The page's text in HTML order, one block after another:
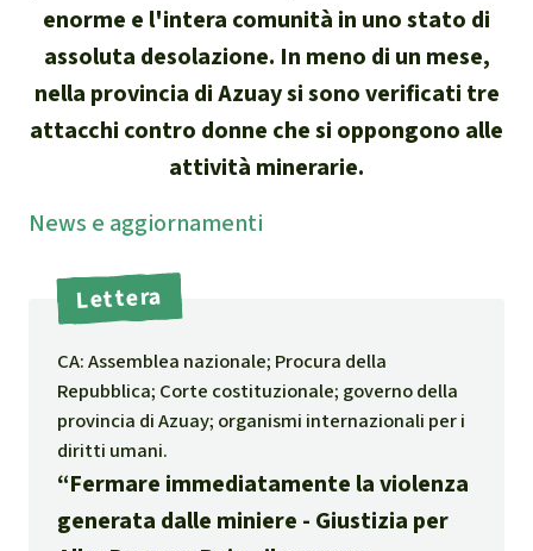
Miniere
Landgrabbing
Difensori e Difensore
Soia
Chimalapas
Incendi
Français
Português
Indonesia
enorme e l'intera comunità in uno stato di
assoluta desolazione. In meno di un mese,
nella provincia di Azuay si sono verificati tre
attacchi contro donne che si oppongono alle
attività minerarie.
News e aggior­namenti
Lettera
CA: Assemblea nazionale; Procura della
Repubblica; Corte costituzionale; governo della
provincia di Azuay; organismi internazionali per i
diritti umani.
“Fermare immediatamente la violenza
generata dalle miniere - Giustizia per